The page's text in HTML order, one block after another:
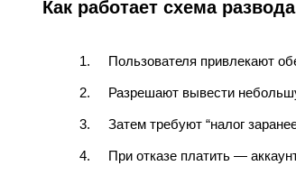
Как работает схема развода
Пользователя привлекают
Разрешают вывести
Затем требуют “налог
При отказе платить —